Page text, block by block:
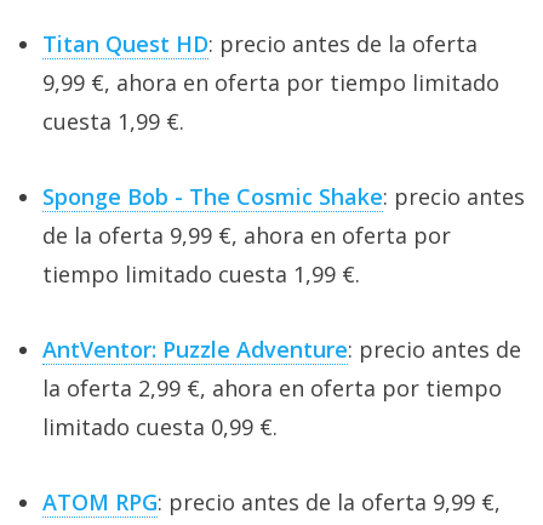
Titan Quest HD: precio antes de la oferta
9,99 €, ahora en oferta por tiempo limitado
cuesta 1,99 €.
Sponge Bob - The Cosmic Shake: precio antes
de la oferta 9,99 €, ahora en oferta por
tiempo limitado cuesta 1,99 €.
AntVentor: Puzzle Adventure: precio antes de
la oferta 2,99 €, ahora en oferta por tiempo
limitado cuesta 0,99 €.
ATOM RPG: precio antes de la oferta 9,99 €,